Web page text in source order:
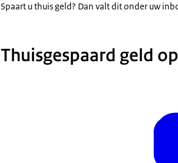
Spaart u thuis geld? Dan valt dit onder uw
Thuisgespaard geld